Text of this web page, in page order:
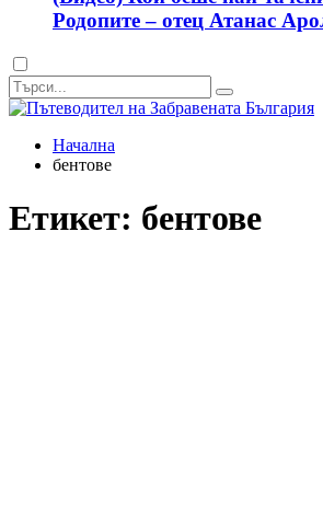
Родопите – отец Атанас
Dark
mode
Начална
бентове
Етикет: бентове